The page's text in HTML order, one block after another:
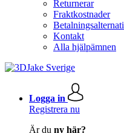
Returnerar
Fraktkostnader
Kontakt
Alla hjälpämnen
Logga in
Registrera nu
Är du ny här?